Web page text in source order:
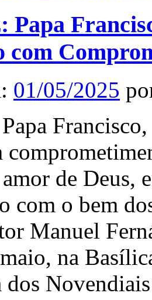
Papa
com
01/05/2025
de Deus,
com o bem
Manuel
na
dos